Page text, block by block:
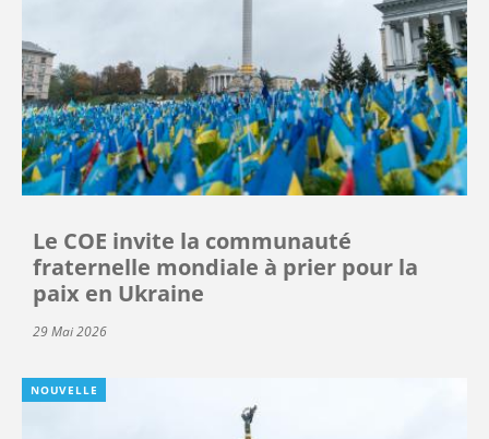
Le COE invite la communauté
fraternelle mondiale à prier pour la
paix en Ukraine
29 Mai 2026
NOUVELLE